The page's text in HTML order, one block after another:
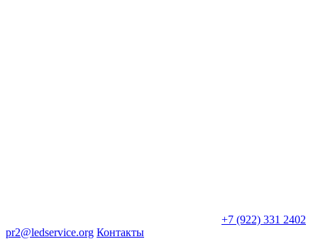
+7 (922) 331 2402
pr2@ledservice.org Контакты